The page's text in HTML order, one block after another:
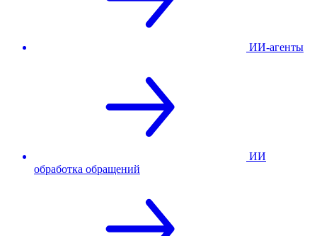
ИИ-агенты
ИИ
обработка обращений